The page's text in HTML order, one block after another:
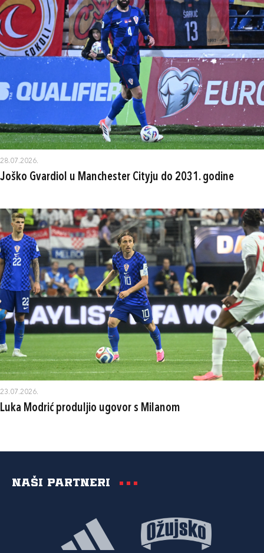
28.07.2026.
Joško Gvardiol u Manchester Cityju do 2031. godine
23.07.2026.
Luka Modrić produljio ugovor s Milanom
Naši partneri